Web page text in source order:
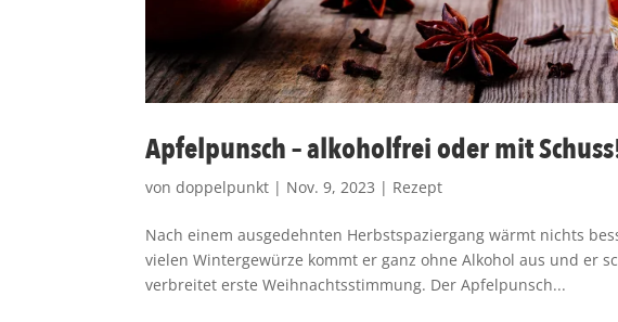
Apfelpunsch – alkoholfrei oder mit
vondoppelpunkt | Nov. 9, 2023 | Rezept
Nach einem ausgedehnten Herbstspaziergang wärmt nichts
vielen Wintergewürze kommt er ganz ohne Alkohol aus und er
verbreitet erste Weihnachtsstimmung. Der Apfelpunsch...